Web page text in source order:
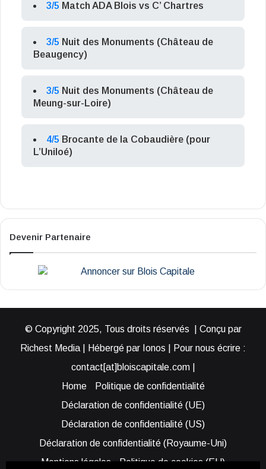
3/5 Match ADA Blois vs C’ Chartres
3/5 Nuit des Monuments (Château de
Beaugency)
3/5 Nuit des Monuments (Château de
Meung-sur-Loire)
4/5 Brocante de la Cobaudière (pour
L’Uniloé)
Devenir Partenaire
© Copyright 2025, Tous droits réservés | Conçu par
Richest Media | Hébergé par Ionos | Pour nous écrire :
contact[at]bloiscapitale.com |
Home
Politique de confidentialité
Déclaration de confidentialité (UE)
Déclaration de confidentialité (US)
Déclaration de confidentialité (Royaume-Uni)
Mentions légales
Politique de cookies (EU)